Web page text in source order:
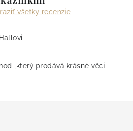
všetky recenzie
,který prodává krásné věci